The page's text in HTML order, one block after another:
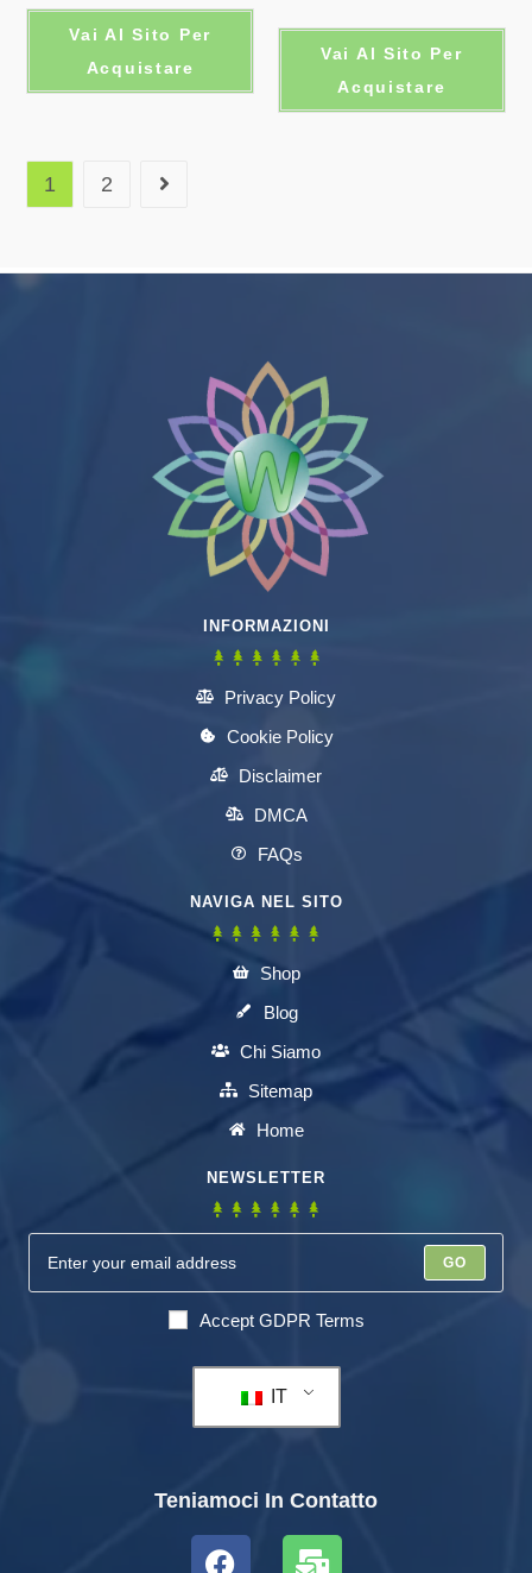
Vai Al Sito Per
Acquistare
Vai Al Sito Per
Acquistare
1 2
INFORMAZIONI
Privacy Policy
Cookie Policy
Disclaimer
DMCA
FAQs
NAVIGA NEL SITO
Shop
Blog
Chi Siamo
Sitemap
Home
NEWSLETTER
GO
Accept GDPR Terms
IT
Teniamoci In Contatto